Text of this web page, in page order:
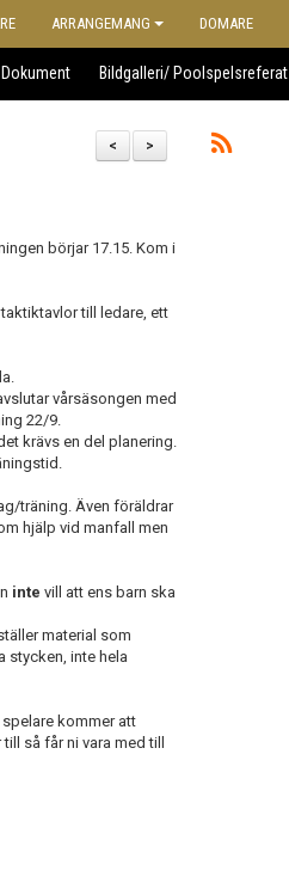
ARRANGEMANG DOMARE
Dokument Bildgalleri/ Poolspelsreferat
>
<
börjar 17.15. Kom i
till ledare, ett
vårsäsongen med
22/9.
krävs en del planering.
träning. Även föräldrar
hjälp vid manfall men
inte vill att ens barn ska
material som
stycken, inte hela
kommer att
så får ni vara med till